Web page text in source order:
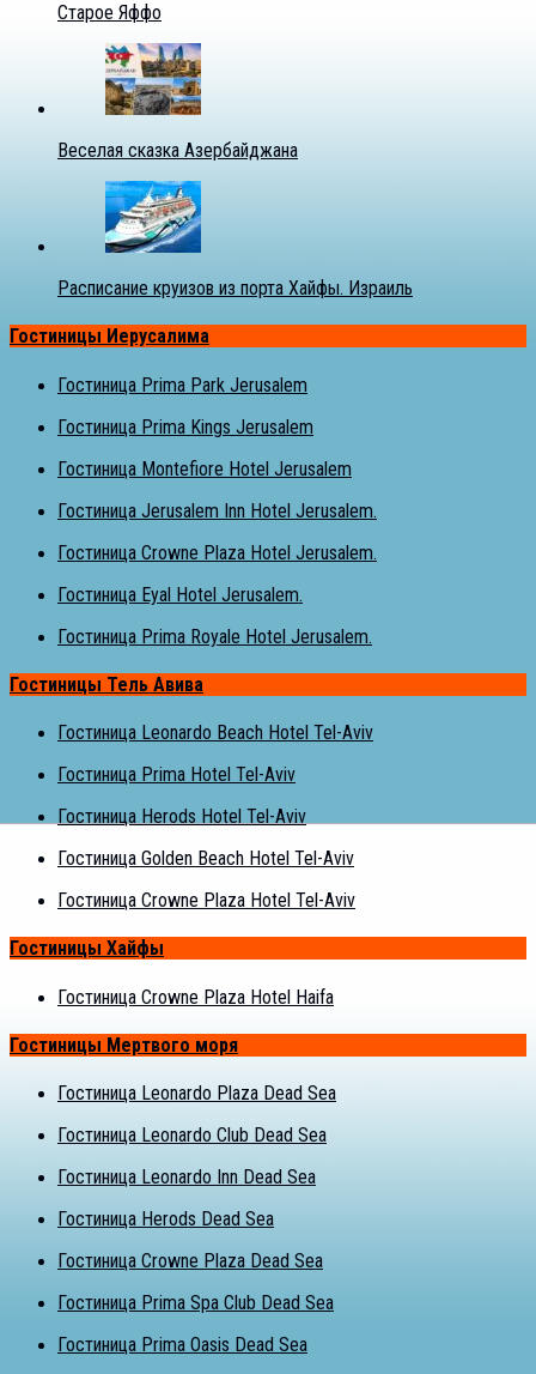
Старое Яффо
Веселая сказка Азербайджана
Расписание круизов из порта Хайфы. Израиль
Гостиницы Иерусалима
Гостиница Prima Park Jerusalem
Гостиница Prima Kings Jerusalem
Гостиница Montefiore Hotel Jerusalem
Гостиница Jerusalem Inn Hotel Jerusalem.
Гостиница Crowne Plaza Hotel Jerusalem.
Гостиница Eyal Hotel Jerusalem.
Гостиница Prima Royale Hotel Jerusalem.
Гостиницы Тель Авива
Гостиница Leonardo Beach Hotel Tel-Aviv
Гостиница Prima Hotel Tel-Aviv
Гостиница Herods Hotel Tel-Aviv
Гостиница Golden Beach Hotel Tel-Aviv
Гостиница Crowne Plaza Hotel Tel-Aviv
Гостиницы Хайфы
Гостиница Crowne Plaza Hotel Haifa
Гостиницы Мертвого моря
Гостиница Leonardo Plaza Dead Sea
Гостиница Leonardo Club Dead Sea
Гостиница Leonardo Inn Dead Sea
Гостиница Herods Dead Sea
Гостиница Crowne Plaza Dead Sea
Гостиница Prima Spa Club Dead Sea
Гостиница Prima Oasis Dead Sea